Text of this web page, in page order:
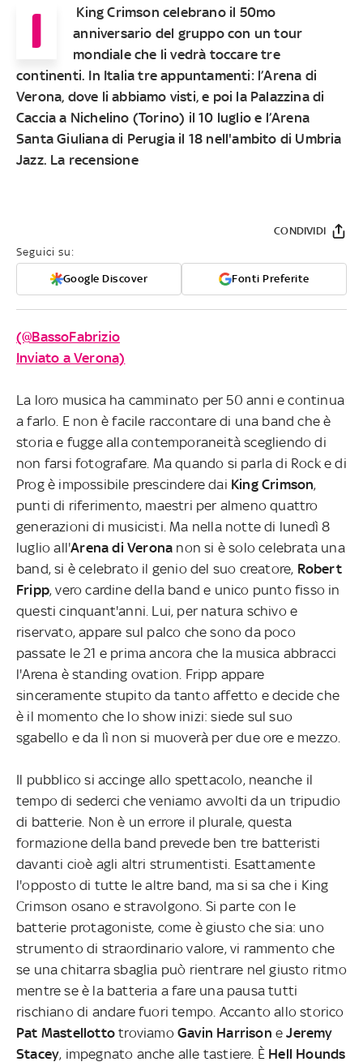
I King Crimson celebrano il 50mo
anniversario del gruppo con un tour
mondiale che li vedrà toccare tre
continenti. In Italia tre appuntamenti: l’Arena di
Verona, dove li abbiamo visti, e poi la Palazzina di
Caccia a Nichelino (Torino) il 10 luglio e l’Arena
Santa Giulianadi Perugia il 18 nell'ambito di Umbria
Jazz. La recensione
Seguici su:
Google Discover Fonti Preferite
CONDIVIDI
(@BassoFabrizio
Inviato a Verona)
La loro musica ha camminato per 50 anni e continua
a farlo. E non è facile raccontare di una band che è
storia e fugge alla contemporaneità scegliendo di
non farsi fotografare. Ma quando si parla di Rock e di
Prog è impossibile prescindere dai King Crimson,
punti di riferimento, maestri per almeno quattro
generazioni di musicisti. Ma nella notte di lunedì 8
luglio all'Arena di Verona non si è solo celebrata una
band, si è celebrato il genio del suo creatore, Robert
Fripp, vero cardine della band e unico punto fisso in
questi cinquant'anni. Lui, per natura schivo e
riservato, appare sul palco che sono da poco
passate le 21 e prima ancora che la musica abbracci
l'Arena è standing ovation. Fripp appare
sinceramente stupito da tanto affetto e decide che
è il momento che lo show inizi: siede sul suo
sgabello e da lì non si muoverà per due ore e mezzo.
Il pubblico si accinge allo spettacolo, neanche il
tempo di sederci che veniamo avvolti da un tripudio
di batterie. Non è un errore il plurale, questa
formazione della band prevede ben tre batteristi
davanti cioè agli altri strumentisti. Esattamente
l'opposto di tutte le altre band, ma si sa che i King
Crimson osano e stravolgono. Si parte con le
batterie protagoniste, come è giusto che sia: uno
strumento di straordinario valore, vi rammento che
se una chitarra sbaglia può rientrare nel giusto ritmo
mentre se è la batteria a fare una pausa tutti
rischiano di andare fuori tempo. Accanto allo storico
Pat Mastellotto troviamo Gavin Harrison eJeremy
Stacey, impegnato anche alle tastiere. È Hell Hounds